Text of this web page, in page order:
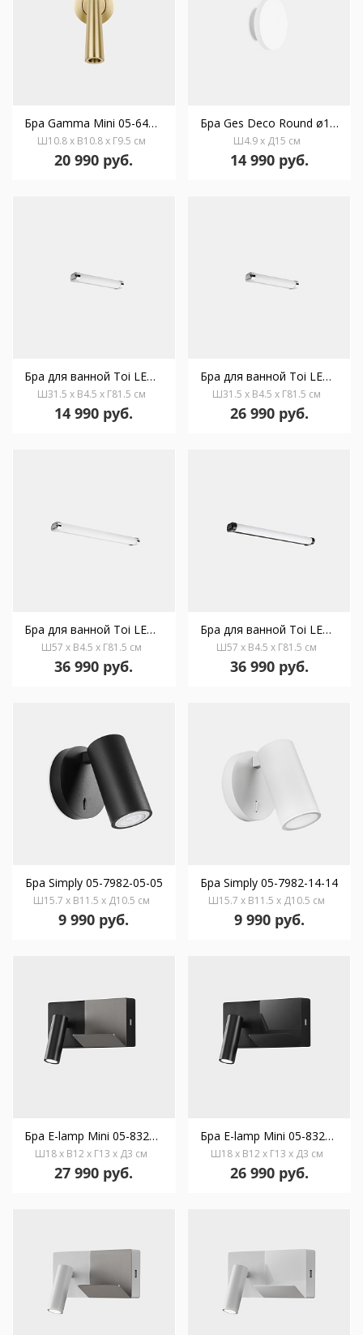
Бра Gamma Mini 05-6428-DN-DN
Ш10.8 x В10.8 x Г9.5 см
20 990 руб.
Бра Ges Deco Round ø150mm 05-7641-14-14
Ш4.9 x Д15 см
14 990 руб.
Бра для ванной Toi LED Small 05-7830-21-M1
Ш31.5 x В4.5 x Г81.5 см
14 990 руб.
Бра для ванной Toi LED Small 05-7831-21-M1
Ш31.5 x В4.5 x Г81.5 см
26 990 руб.
Бра для ванной Toi LED Medium 05-7833-21-M1
Ш57 x В4.5 x Г81.5 см
36 990 руб.
Бра для ванной Toi LED Medium 05-7833-60-M1
Ш57 x В4.5 x Г81.5 см
36 990 руб.
Бра Simply 05-7982-05-05
Ш15.7 x В11.5 x Д10.5 см
9 990 руб.
Бра Simply 05-7982-14-14
Ш15.7 x В11.5 x Д10.5 см
9 990 руб.
Бра E-lamp Mini 05-8329-05-81
Ш18 x В12 x Г13 x Д3 см
27 990 руб.
Бра E-lamp Mini 05-8329-05-EV
Ш18 x В12 x Г13 x Д3 см
26 990 руб.